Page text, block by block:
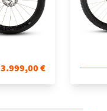
3.999,00 €